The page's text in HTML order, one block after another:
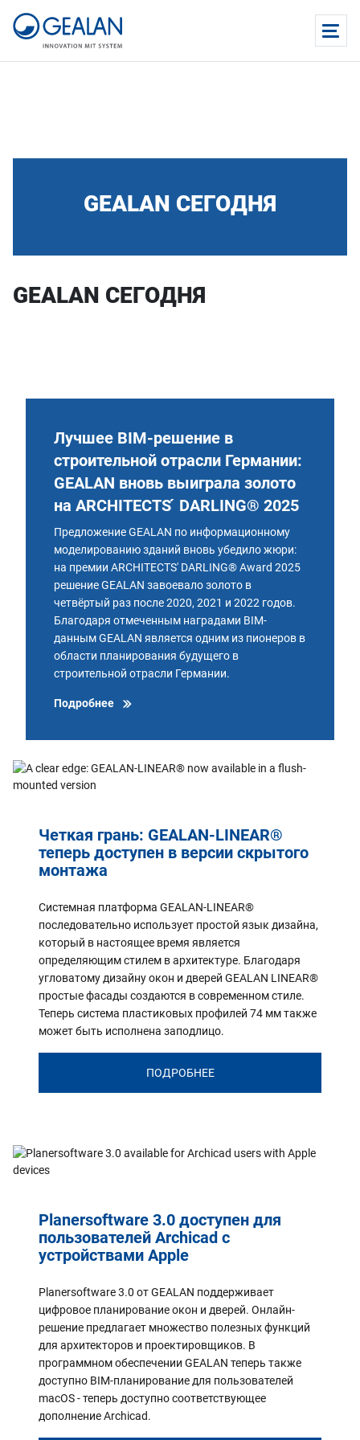
GEALAN СЕГОДНЯ
GEALAN СЕГОДНЯ
Лучшее BIM-решение в
строительной отрасли Германии:
GEALAN вновь выиграла золото
на ARCHITECTS ́ DARLING® 2025
Предложение GEALAN по информационному
моделированию зданий вновь убедило жюри:
на премии ARCHITECTS' DARLING® Award 2025
решение GEALAN завоевало золото в
четвёртый раз после 2020, 2021 и 2022 годов.
Благодаря отмеченным наградами BIM-
данным GEALAN является одним из пионеров в
области планирования будущего в
строительной отрасли Германии.
Подробнее
Четкая грань: GEALAN-LINEAR®
теперь доступен в версии скрытого
монтажа
Системная платформа GEALAN-LINEAR®
последовательно использует простой язык дизайна,
который в настоящее время является
определяющим стилем в архитектуре. Благодаря
угловатому дизайну окон и дверей GEALAN LINEAR®
простые фасады создаются в современном стиле.
Теперь система пластиковых профилей 74 мм также
может быть исполнена заподлицо.
ПОДРОБНЕЕ
Planersoftware 3.0 доступен для
пользователей Archicad с
устройствами Apple
Planersoftware 3.0 от GEALAN поддерживает
цифровое планирование окон и дверей. Онлайн-
решение предлагает множество полезных функций
для архитекторов и проектировщиков. В
программном обеспечении GEALAN теперь также
доступно BIM-планирование для пользователей
macOS - теперь доступно соответствующее
дополнение Archicad.